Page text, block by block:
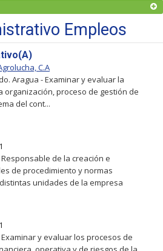
Empleos
C.A
Aragua - Examinar y evaluar la
organización, proceso de gestión de
del cont...
de la creación e
de procedimiento y normas
unidades de la empresa
y evaluar los procesos de